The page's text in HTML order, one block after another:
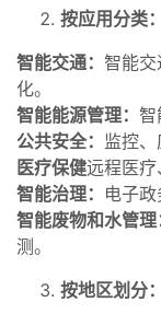
按应用分类：
智能交通： 智能
化。
智能能源管理： 智
公共安全： 监控
医疗保健远程医疗
智能治理： 电子
智能废物和水管理
测。
按地区划分：